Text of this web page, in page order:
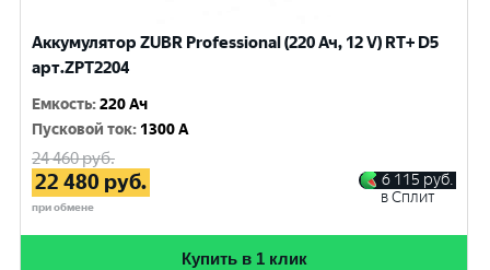
Аккумулятор ZUBR Professional (220 Ач, 12 V) RT+ D5
арт.ZPT2204
Емкость:220 Ач
Пусковой ток: 1300 A
24 460руб.
22 480 руб.
при обмене
6 115 руб.
в Сплит
Купить в 1 клик